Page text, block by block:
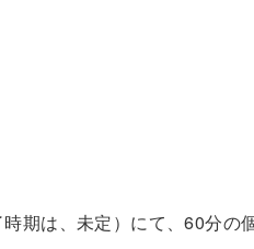
期は、未定）にて、60分の